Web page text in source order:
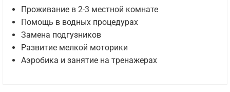
Проживание в 2-3 местной комнате
Помощь в водных процедурах
Замена подгузников
Развитие мелкой моторики
Аэробика и занятие на тренажерах